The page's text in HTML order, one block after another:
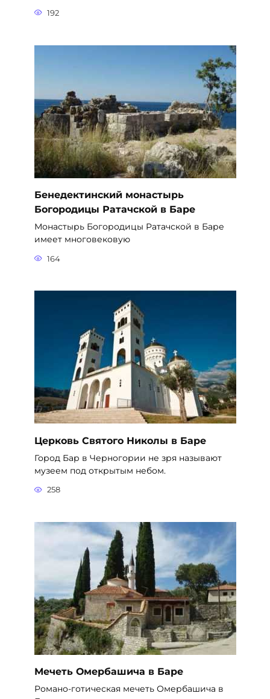
192
Бенедектинский монастырь
Богородицы Ратачской в Баре
Монастырь Богородицы Ратачской в Баре
имеет многовековую
164
Церковь Святого Николы в Баре
Город Бар в Черногории не зря называют
музеем под открытым небом.
258
Мечеть Омербашича в Баре
Романо-готическая мечеть Омербашича в